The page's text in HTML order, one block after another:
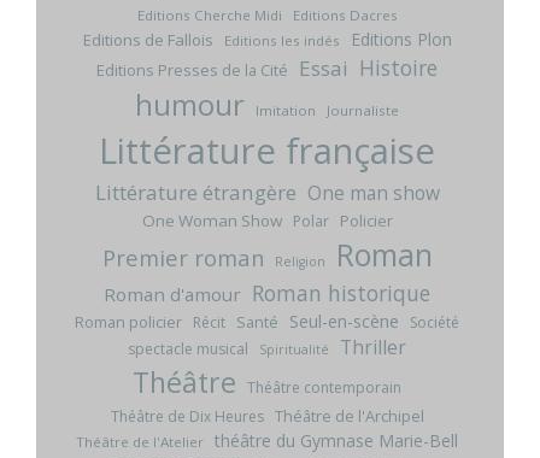
Editions Cherche Midi
Editions Dacres
Editions de Fallois Editions les indés Editions Plon
Editions Presses de la Cité Essai Histoire
humour Imitation Journaliste
Littérature française
Littérature étrangère One man show
One Woman Show Polar Policier
Premier roman Religion Roman
Roman d'amour Roman historique
Roman policier Récit Santé Seul-en-scène
Société
spectacle musical
Spiritualité Thriller
Théâtre Théâtre contemporain
Théâtre de Dix Heures Théâtre de l'Archipel
Théâtre de l'Atelier théâtre du Gymnase Marie-Bell